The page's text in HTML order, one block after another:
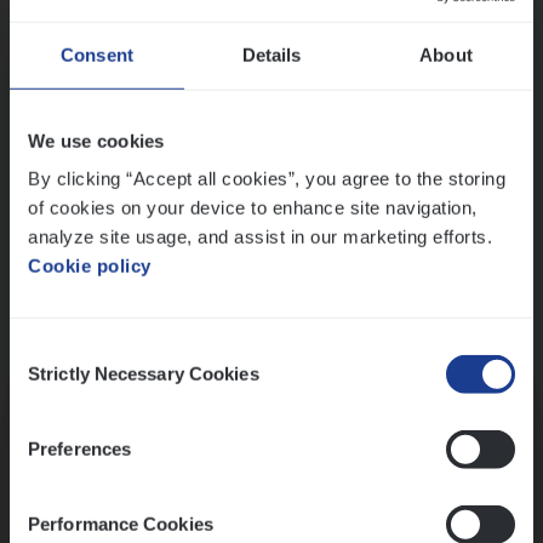
Consent Details About
We use cookies
By clicking “Accept all cookies”, you agree to the storing
of cookies on your device to enhance site navigation,
analyze site usage, and assist in our marketing efforts.
Cookie policy
Selection
Strictly Necessary Cookies
Preferences
Performance Cookies
Ons sollicitatieproces